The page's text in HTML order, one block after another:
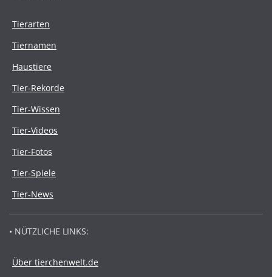
Tierarten
Tiernamen
Haustiere
Tier-Rekorde
Tier-Wissen
Tier-Videos
Tier-Fotos
Tier-Spiele
Tier-News
• NÜTZLICHE LINKS:
Über tierchenwelt.de